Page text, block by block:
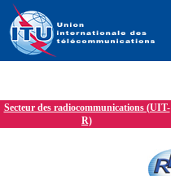
Secteur des radiocommunications (UIT-
R)